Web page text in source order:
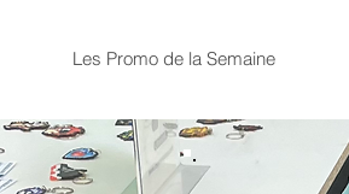
Les Promo de la Semaine